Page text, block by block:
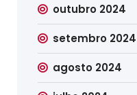
outubro 2024
setembro 2024
agosto 2024